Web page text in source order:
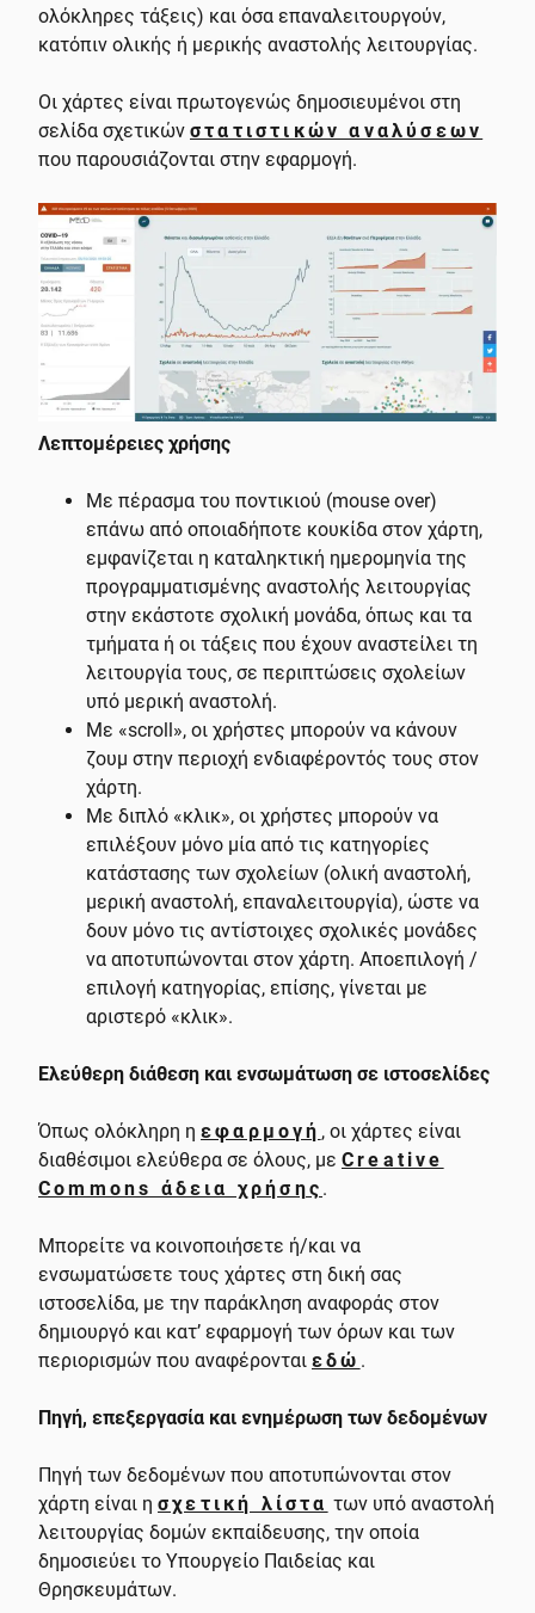
ολόκληρες τάξεις) και όσα επαναλειτουργούν,
κατόπιν ολικής ή μερικής αναστολής λειτουργίας.
Οι χάρτες είναι πρωτογενώς δημοσιευμένοι στη
σελίδα σχετικών στατιστικών αναλύσεων
που παρουσιάζονται στην εφαρμογή.
Λεπτομέρειες χρήσης
Με πέρασμα του ποντικιού (mouse over)
επάνω από οποιαδήποτε κουκίδα στον χάρτη,
εμφανίζεται η καταληκτική ημερομηνία της
προγραμματισμένης αναστολής λειτουργίας
στην εκάστοτε σχολική μονάδα, όπως και τα
τμήματα ή οι τάξεις που έχουν αναστείλει τη
λειτουργία τους, σε περιπτώσεις σχολείων
υπό μερική αναστολή.
Με «scroll», οι χρήστες μπορούν να κάνουν
ζουμ στην περιοχή ενδιαφέροντός τους στον
χάρτη.
Με διπλό «κλικ», οι χρήστες μπορούν να
επιλέξουν μόνο μία από τις κατηγορίες
κατάστασης των σχολείων (ολική αναστολή,
μερική αναστολή, επαναλειτουργία), ώστε να
δουν μόνο τις αντίστοιχες σχολικές μονάδες
να αποτυπώνονται στον χάρτη. Αποεπιλογή /
επιλογή κατηγορίας, επίσης, γίνεται με
αριστερό «κλικ».
Ελεύθερη διάθεση και ενσωμάτωση σε ιστοσελίδες
Όπως ολόκληρη η εφαρμογή , οι χάρτες είναι
διαθέσιμοι ελεύθερα σε όλους, με Creative
Commons άδεια χρήσης .
Μπορείτε να κοινοποιήσετε ή/και να
ενσωματώσετε τους χάρτες στη δική σας
ιστοσελίδα, με την παράκληση αναφοράς στον
δημιουργό και κατ’ εφαρμογή των όρων και των
περιορισμών που αναφέρονται εδώ .
Πηγή, επεξεργασία και ενημέρωση των δεδομένων
Πηγή των δεδομένων που αποτυπώνονται στον
χάρτη είναι η σχετική λίστα των υπό αναστολή
λειτουργίας δομών εκπαίδευσης, την οποία
δημοσιεύει το Υπουργείo Παιδείας και
Θρησκευμάτων.